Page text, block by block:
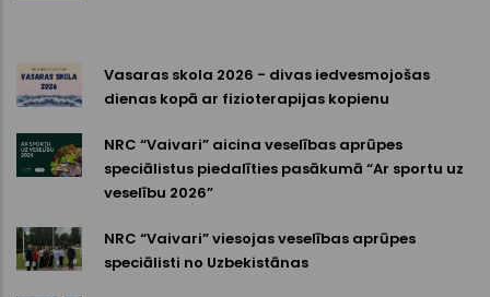
Vasaras skola 2026 - divas iedvesmojošas
dienas kopā ar fizioterapijas kopienu
NRC “Vaivari” aicina veselības aprūpes
speciālistus piedalīties pasākumā “Ar sportu uz
veselību 2026”
NRC “Vaivari” viesojas veselības aprūpes
speciālisti no Uzbekistānas